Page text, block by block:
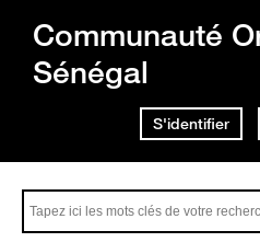
Communauté
Sénégal
S'identifier